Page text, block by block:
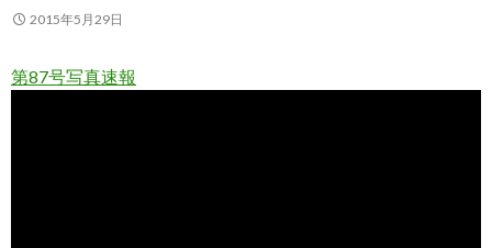
2015年5月29日
第87号写真速報